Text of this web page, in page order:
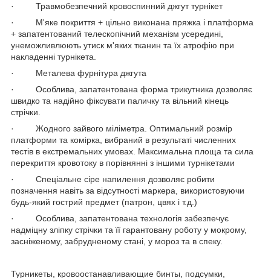
· Травмобезпечний кровоспинний джгут турнікет
· М'яке покриття + цільно виконана пряжка і платформа
+ запатентований телескопічний механізм усередині,
унеможливлюють утиск м'яких тканин та їх атрофію при
накладенні турнікета.
· Металева фурнітура джгута
· Особлива, запатентована форма трикутника дозволяє
швидко та надійно фіксувати паличку та вільний кінець
стрічки.
· Жодного зайвого міліметра. Оптимальний розмір
платформи та комірка, вибраний в результаті численних
тестів в екстремальних умовах. Максимальна площа та сила
перекриття кровотоку в порівнянні з іншими турнікетами
· Спеціальне сіре напилення дозволяє робити
позначення навіть за відсутності маркера, використовуючи
будь-який гострий предмет (патрон, цвях і т.д.)
· Особлива, запатентована технологія забезпечує
надміцну зліпку стрічки та її гарантовану роботу у мокрому,
засніженому, забрудненому стані, у мороз та в спеку.
Турникеты, кровоостанавливающие бинты, подсумки,